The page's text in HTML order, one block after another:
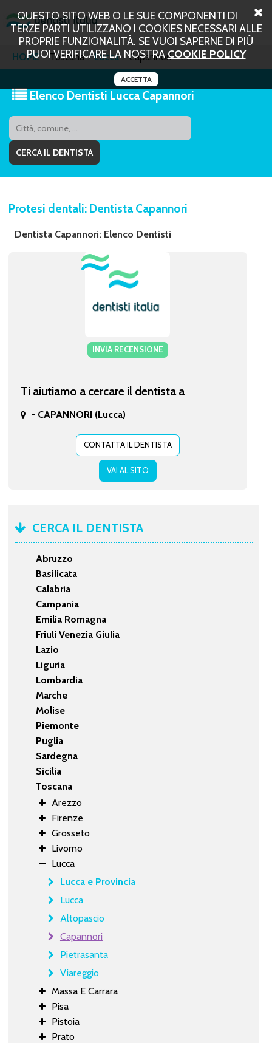
QUESTO SITO WEB O LE SUE COMPONENTI DI
TERZE PARTI UTILIZZANO I COOKIES NECESSARI ALLE
PROPRIE FUNZIONALITÀ. SE VUOI SAPERNE DI PIÙ
PUOI VERIFICARE LA NOSTRACOOKIE POLICY
ACCETTA
HOME Toscana Lucca Capannori
Elenco Dentisti Lucca Capannori
Protesi dentali: Dentista Capannori
Dentista Capannori: Elenco Dentisti
INVIA RECENSIONE
Ti aiutiamo a cercare il dentista a
- CAPANNORI (Lucca)
CONTATTA IL DENTISTA
VAI AL SITO
CERCA IL DENTISTA
Abruzzo
Basilicata
Calabria
Campania
Emilia Romagna
Friuli Venezia Giulia
Lazio
Liguria
Lombardia
Marche
Molise
Piemonte
Puglia
Sardegna
Sicilia
Toscana
Arezzo
Firenze
Grosseto
Livorno
Lucca
Lucca e Provincia
Lucca
Altopascio
Capannori
Pietrasanta
Viareggio
Massa E Carrara
Pisa
Pistoia
Prato